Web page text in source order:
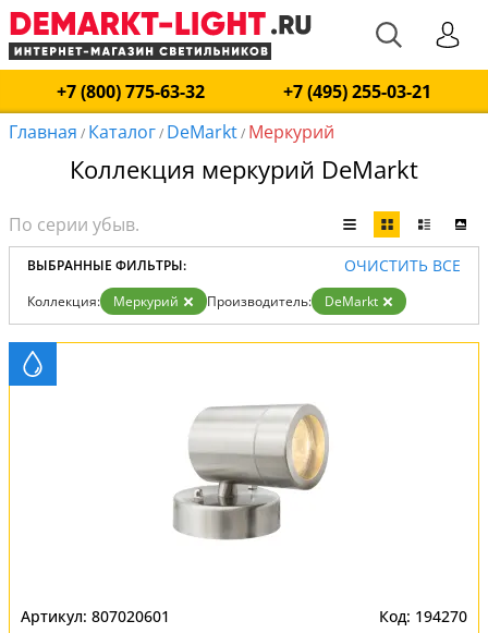
+7 (800) 775-63-32
+7 (495) 255-03-21
Главная / Каталог/ DeMarkt/ Меркурий
Коллекция меркурий DeMarkt
ВЫБРАННЫЕ ФИЛЬТРЫ: ОЧИСТИТЬ ВСЕ
Коллекция: Меркурий Производитель: DeMarkt
807020601 194270